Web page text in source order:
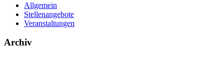
Allgemein
Stellenangebote
Veranstaltungen
Archiv